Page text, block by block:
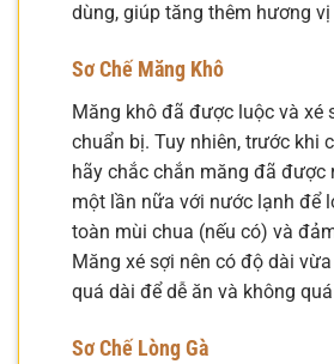
dùng, giúp tăng thêm hương
Sơ Chế Măng Khô
Măng khô đã được luộc và xé
chuẩn bị. Tuy nhiên, trước khi
hãy chắc chắn măng đã được
một lần nữa với nước lạnh để
toàn mùi chua (nếu có) và
Măng xé sợi nên có độ dài
quá dài để dễ ăn và không
Sơ Chế Lòng Gà